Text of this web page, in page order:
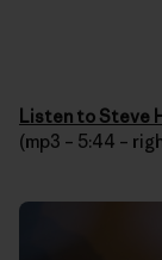
Listen to Steve
(mp3 – 5:44 –